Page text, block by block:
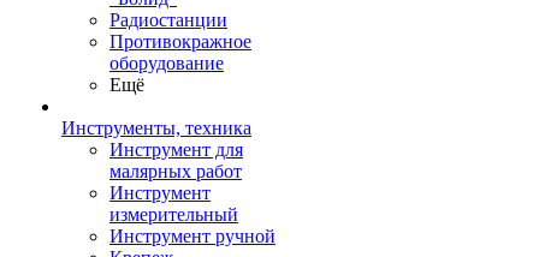
Радиостанции
Противокражное
оборудование
Ещё
Инструменты, техника
Инструмент для
малярных работ
Инструмент
измерительный
Инструмент ручной